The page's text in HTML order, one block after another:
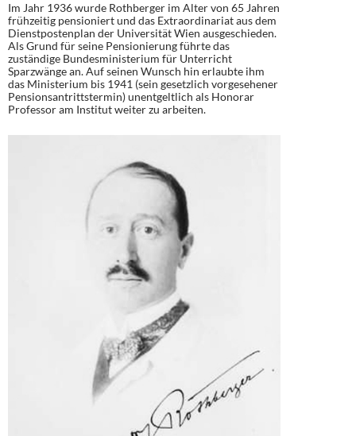
Im Jahr 1936 wurde Rothberger im Alter von 65 Jahren
frühzeitig pensioniert und das Extraordinariat aus dem
Dienstpostenplan der Universität Wien ausgeschieden.
Als Grund für seine Pensionierung führte das
zuständige Bundesministerium für Unterricht
Sparzwänge an. Auf seinen Wunsch hin erlaubte ihm
das Ministerium bis 1941 (sein gesetzlich vorgesehener
Pensionsantrittstermin) unentgeltlich als Honorar
Professor am Institut weiter zu arbeiten.